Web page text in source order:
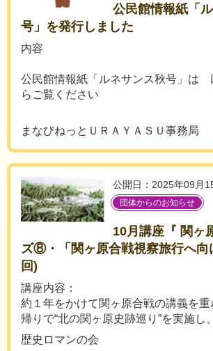
公民館情報紙「
号」を発行しました
内容
公民館情報紙「ルネサンス秋号」は
らご覧ください
まなびねっとＵＲＡＹＡＳＵ事務局
公開日：2025年09月
団体からのお知らせ
10月講座『 関ヶ
ズ⑧・「関ヶ原合戦視察旅行へ向
回)
講座内容：
約１年をかけて関ヶ原合戦の講義を重
帰りで“北の関ヶ原史跡巡り”を実施し
歴史ロマンの会